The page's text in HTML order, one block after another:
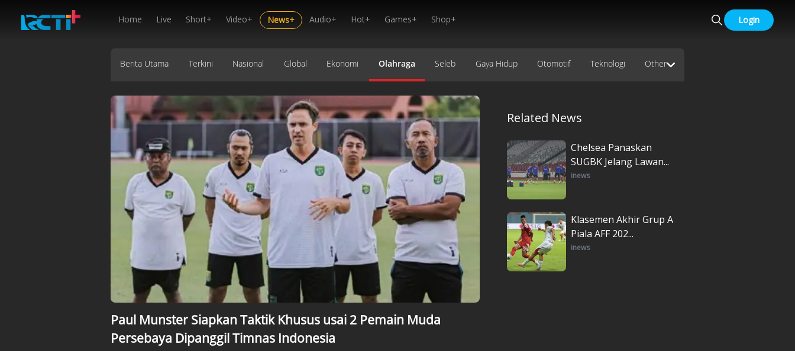
Home Live Short+ Video+ News+ Audio+ Hot+ Games+ Shop+ Login
Berita Utama Terkini Nasional Global Ekonomi Olahraga Seleb Gaya Hidup Otomotif Teknologi Other
Paul Munster Siapkan Taktik Khusus usai 2 Pemain Muda
Persebaya Dipanggil Timnas Indonesia
Related News
Chelsea Panaskan
SUGBK Jelang Lawan...
inews
Klasemen Akhir Grup A
Piala AFF 202...
inews